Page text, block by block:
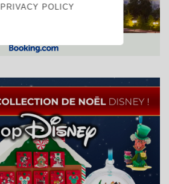
PRIVACY POLICY